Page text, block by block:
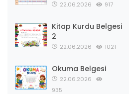
22.06.2026 917
Kitap Kurdu Belgesi
2
22.06.2026 1021
Okuma Belgesi
22.06.2026
935